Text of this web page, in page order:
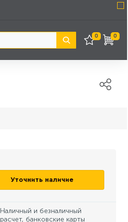
0 0
Уточнить наличие
Наличный и безналичный
расчет, банковские карты